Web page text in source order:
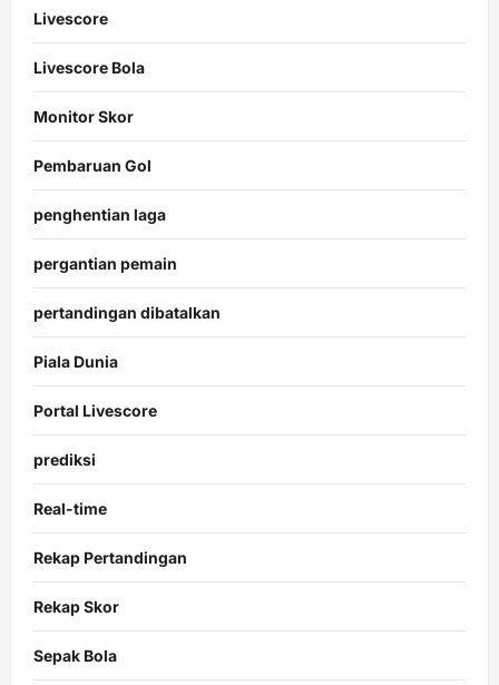
Livescore
Livescore Bola
Monitor Skor
Pembaruan Gol
penghentian laga
pergantian pemain
pertandingan dibatalkan
Piala Dunia
Portal Livescore
prediksi
Real-time
Rekap Pertandingan
Rekap Skor
Sepak Bola